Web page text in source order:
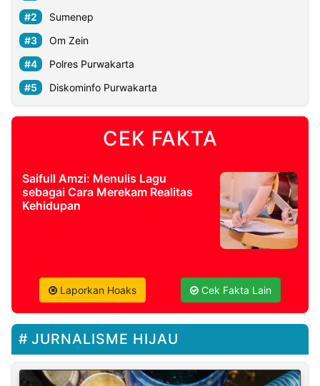
Sumenep
Om Zein
Polres Purwakarta
Diskominfo Purwakarta
CEK FAKTA
Saifull Amzi: Menulis Lagu
sebagai Cara Merekam Realitas
Kehidupan
Laporkan Hoaks Cek Fakta Lain
JURNALISME HIJAU